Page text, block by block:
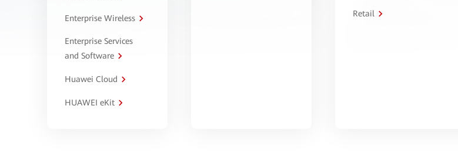
Enterprise Wireless
Enterprise Services
and Software
Huawei Cloud
HUAWEI eKit
Retail